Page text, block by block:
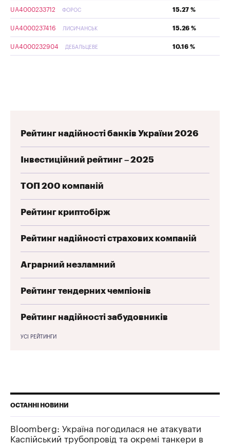
UA4000233712 ФОРОС 15.27 %
UA4000237416 ЛИСИЧАНСЬК 15.26 %
UA4000232904 ДЕБАЛЬЦЕВЕ 10.16 %
Рейтинг надійності банків України 2026
Інвестиційний рейтинг – 2025
ТОП 200 компаній
Рейтинг криптобірж
Рейтинг надійності страхових компаній
Аграрний незламний
Рейтинг тендерних чемпіонів
Рейтинг надійності забудовників
УСІ РЕЙТИНГИ
ОСТАННІ НОВИНИ
Bloomberg: Україна погодилася не атакувати
Каспійський трубопровід та окремі танкери в